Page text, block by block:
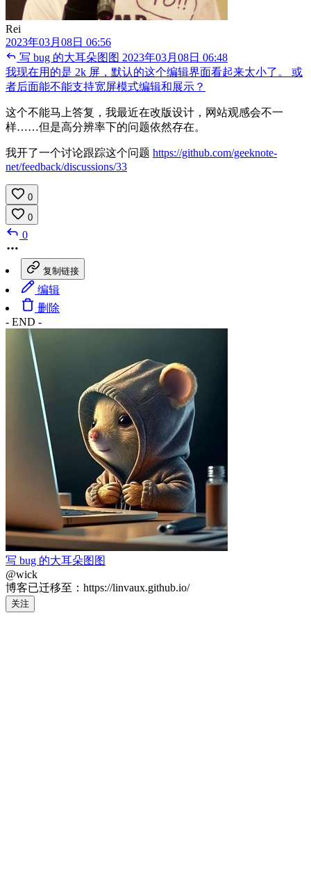
Rei
2023年03月08日 06:56
写 bug 的大耳朵图图 2023年03月08日 06:48
我现在用的是 2k 屏，默认的这个编辑界面看起来太小了。 或
者后面能不能支持宽屏模式编辑和展示？
这个不能马上答复，我最近在改版设计，网站观感会不一
样……但是高分辨率下的问题依然存在。
我开了一个讨论跟踪这个问题 https://github.com/geeknote-
net/feedback/discussions/33
0
0
0
复制链接
编辑
删除
- END -
写 bug 的大耳朵图图
@wick
博客已迁移至：https://linvaux.github.io/
关注